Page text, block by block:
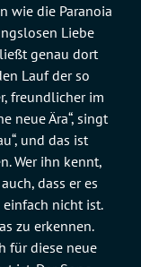
wie die Paranoia
Liebe
genau dort
Lauf der so
freundlicher im
neue Ära“, singt
und das ist
Wer ihn kennt,
dass er es
nicht ist.
zu erkennen.
für diese neue